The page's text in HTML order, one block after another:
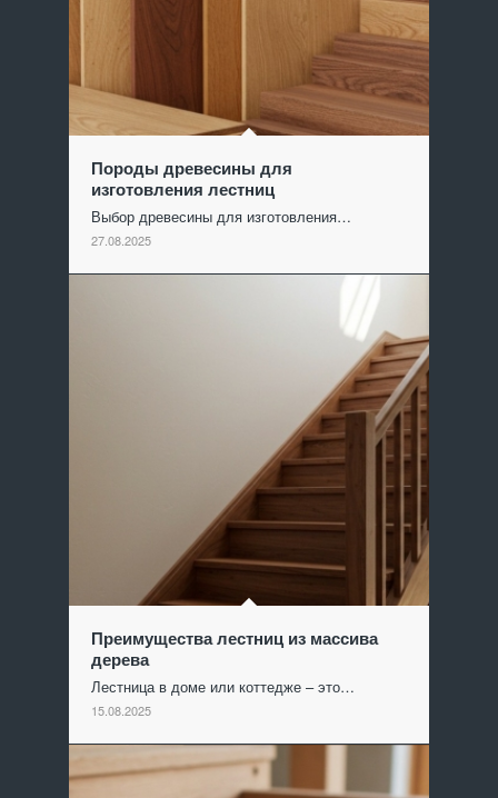
Породы древесины для
изготовления лестниц
Выбор древесины для изготовления…
27.08.2025
Преимущества лестниц из массива
дерева
Лестница в доме или коттедже – это…
15.08.2025